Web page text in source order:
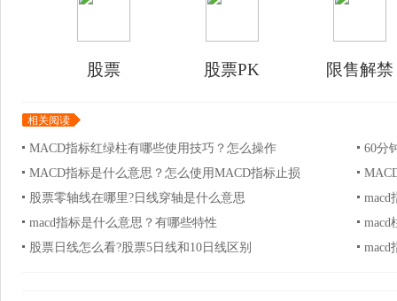
股票 股票PK 限售解禁
相关阅读
MACD指标红绿柱有哪些使用技巧？怎么操作
60分
MACD指标是什么意思？怎么使用MACD指标止损
股票零轴线在哪里?日线穿轴是什么意思
macd
macd指标是什么意思？有哪些特性
macd
股票日线怎么看?股票5日线和10日线区别
macd